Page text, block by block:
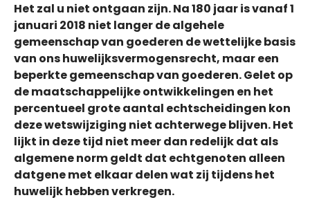
Het zal u niet ontgaan zijn. Na 180 jaar is vanaf 1
januari 2018 niet langer de algehele
gemeenschap van goederen de wettelijke basis
van ons huwelijksvermogensrecht, maar een
beperkte gemeenschap van goederen. Gelet op
de maatschappelijke ontwikkelingen en het
percentueel grote aantal echtscheidingen kon
deze wetswijziging niet achterwege blijven. Het
lijkt in deze tijd niet meer dan redelijk dat als
algemene norm geldt dat echtgenoten alleen
datgene met elkaar delen wat zij tijdens het
huwelijk hebben verkregen.